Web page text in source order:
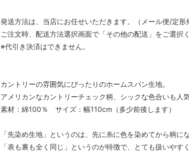
発送方法は、当店にお任せいただきます。（メール便/定形
ご注文時、配送方法選択画面で「その他の配送」をご選択く
※代引き決済はできません。
カントリーの雰囲気にぴったりのホームスパン生地。
アメリカンなカントリーチェック柄、シックな色合いも人気
素材：綿100％ サイズ：幅110cm（多少前後します）
「先染め生地」というのは、先に糸に色を染めてから柄に
「表も裏も全く同じ」というのが特徴で、とても扱いやす